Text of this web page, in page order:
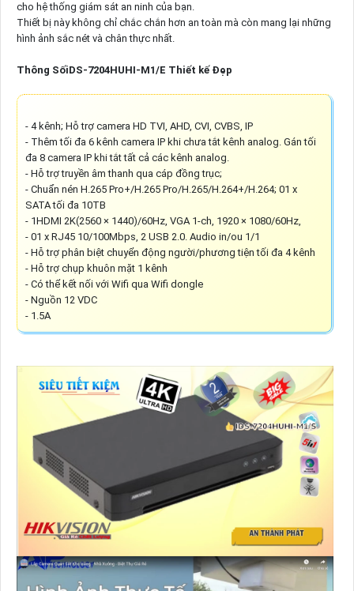
cho hệ thống giám sát an ninh của bạn.
Thiết bị này không chỉ chắc chắn hơn an toàn mà còn mang lại những
hình ảnh sắc nét và chân thực nhất.
Thông SốiDS-7204HUHI-M1/E Thiết kế Đẹp
- 4 kênh; Hỗ trợ camera HD TVI, AHD, CVI, CVBS, IP
- Thêm tối đa 6 kênh camera IP khi chưa tắt kênh analog. Gán tối
đa 8 camera IP khi tắt tất cả các kênh analog.
- Hỗ trợ truyền âm thanh qua cáp đồng trục;
- Chuẩn nén H.265 Pro+/H.265 Pro/H.265/H.264+/H.264; 01 x
SATA tối đa 10TB
- 1HDMI 2K(2560 × 1440)/60Hz, VGA 1-ch, 1920 × 1080/60Hz,
- 01 x RJ45 10/100Mbps, 2 USB 2.0. Audio in/ou 1/1
- Hỗ trợ phân biệt chuyển động người/phương tiện tối đa 4 kênh
- Hỗ trợ chụp khuôn mặt 1 kênh
- Có thể kết nối với Wifi qua Wifi dongle
- Nguồn 12 VDC
- 1.5A